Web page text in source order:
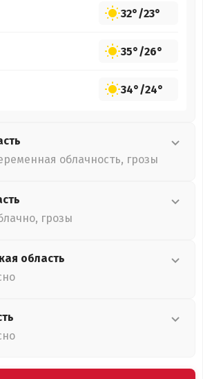
32°/23°
35°/26°
34°/24°
облачность, грозы
грозы
область